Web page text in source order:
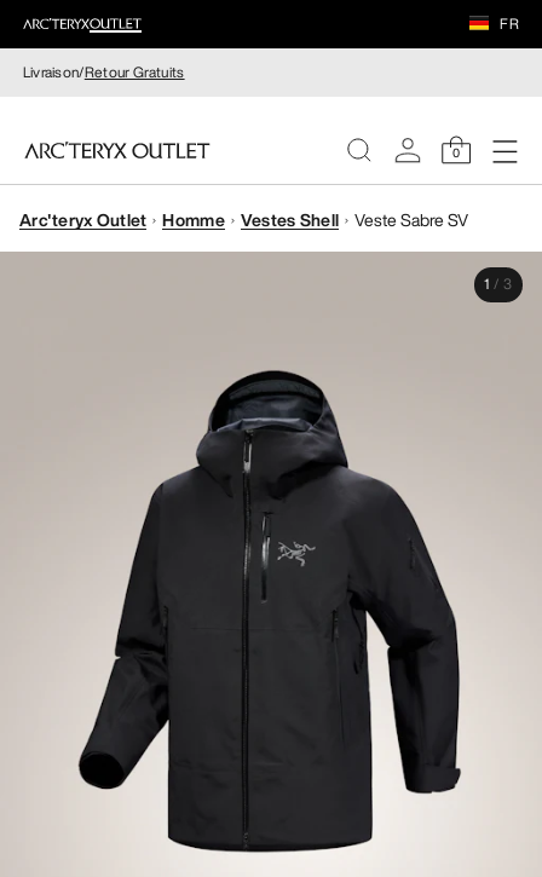
FR
Livraison/Retour Gratuits
0
FEMME
Arc'teryx Outlet Homme Vestes Shell Veste Sabre SV
1 / 3